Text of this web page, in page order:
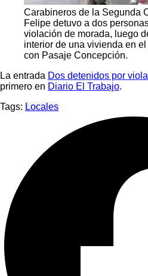
Carabineros de la Segunda
Felipe detuvo a dos
violación de morada, luego
interior de una vivienda en
con Pasaje Concepción.
La entrada Dos detenidos por
primero en Diario El Trabajo.
Tags: Locales